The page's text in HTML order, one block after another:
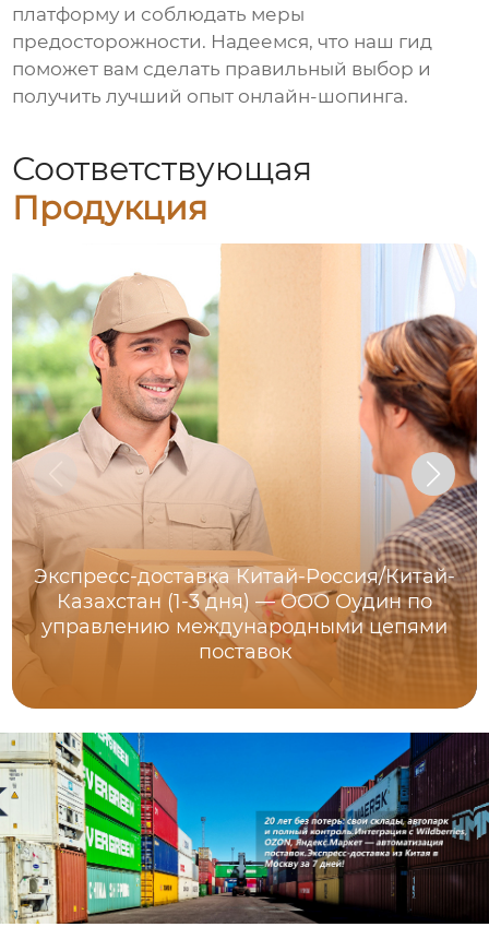
платформу и соблюдать меры
предосторожности. Надеемся, что наш гид
поможет вам сделать правильный выбор и
получить лучший опыт онлайн-шопинга.
Соответствующая
Продукция
Экспресс-доставка Китай-Россия/Китай-
Казахстан (1-3 дня) — ООО Оудин по
управлению международными цепями
поставок